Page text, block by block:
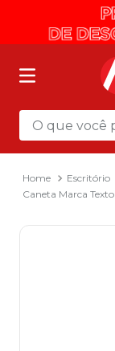
O que você
Escritório
Caneta Marca
Termos mais
mochila
2º sacola
3º papel